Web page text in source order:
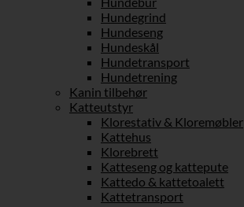
Hundegrind
Hundeseng
Hundeskål
Hundetransport
Hundetrening
Kanin tilbehør
Katteutstyr
Klorestativ & Kloremøbler
Kattehus
Klorebrett
Katteseng og kattepute
Kattedo & kattetoalett
Kattetransport